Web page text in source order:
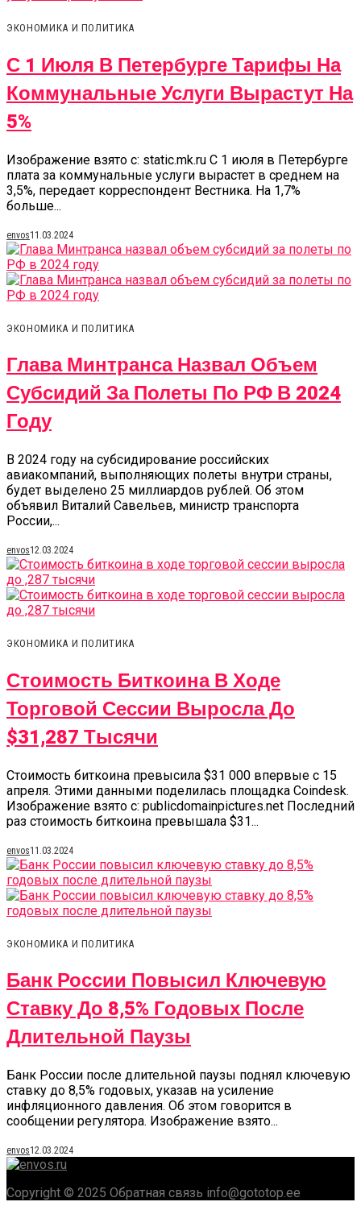
ЭКОНОМИКА И ПОЛИТИКА
С 1 Июля В Петербурге Тарифы На
Коммунальные Услуги Вырастут На
5%
Изображение взято с: static.mk.ru С 1 июля в Петербурге
плата за коммунальные услуги вырастет в среднем на
3,5%, передает корреспондент Вестника. На 1,7%
больше...
envos11.03.2024
ЭКОНОМИКА И ПОЛИТИКА
Глава Минтранса Назвал Объем
Субсидий За Полеты По РФ В 2024
Году
В 2024 году на субсидирование российских
авиакомпаний, выполняющих полеты внутри страны,
будет выделено 25 миллиардов рублей. Об этом
объявил Виталий Савельев, министр транспорта
России,...
envos12.03.2024
ЭКОНОМИКА И ПОЛИТИКА
Стоимость Биткоина В Ходе
Торговой Сессии Выросла До
$31,287 Тысячи
Стоимость биткоина превысила $31 000 впервые с 15
апреля. Этими данными поделилась площадка Coindesk.
Изображение взято с: publicdomainpictures.net Последний
раз стоимость биткоина превышала $31...
envos11.03.2024
ЭКОНОМИКА И ПОЛИТИКА
Банк России Повысил Ключевую
Ставку До 8,5% Годовых После
Длительной Паузы
Банк России после длительной паузы поднял ключевую
ставку до 8,5% годовых, указав на усиление
инфляционного давления. Об этом говорится в
сообщении регулятора. Изображение взято...
envos12.03.2024
Copyright © 2025 Обратная связь info@gototop.ee